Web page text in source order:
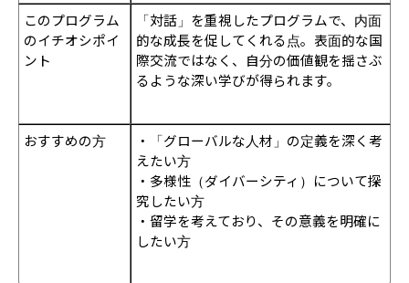
このプログラム
のイチオシポイ
ント
「対話」を重視したプログラムで、内面
的な成長を促してくれる点。表面的な国
際交流ではなく、自分の価値観を揺さぶ
るような深い学びが得られます。
おすすめの方
・「グローバルな人材」の定義を深く考
えたい方
・多様性（ダイバーシティ）について探
究したい方
・留学を考えており、その意義を明確に
したい方